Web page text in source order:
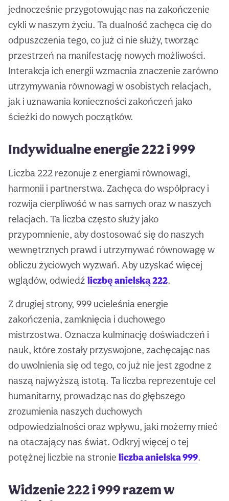
jednocześnie przygotowując nas na zakończenie
cykli w naszym życiu. Ta dualność zachęca cię do
odpuszczenia tego, co już ci nie służy, tworząc
przestrzeń na manifestację nowych możliwości.
Interakcja ich energii wzmacnia znaczenie zarówno
utrzymywania równowagi w osobistych relacjach,
jak i uznawania konieczności zakończeń jako
ścieżki do nowych początków.
Indywidualne energie 222 i 999
Liczba 222 rezonuje z energiami równowagi,
harmonii i partnerstwa. Zachęca do współpracy i
rozwija cierpliwość w nas samych oraz w naszych
relacjach. Ta liczba często służy jako
przypomnienie, aby dostosować się do naszych
wewnętrznych prawd i utrzymywać równowagę w
obliczu życiowych wyzwań. Aby uzyskać więcej
wglądów, odwiedź liczbę anielską 222.
Z drugiej strony, 999 ucieleśnia energie
zakończenia, zamknięcia i duchowego
mistrzostwa. Oznacza kulminację doświadczeń i
nauk, które zostały przyswojone, zachęcając nas
do uwolnienia się od tego, co już nie jest zgodne z
naszą najwyższą istotą. Ta liczba reprezentuje cel
humanitarny, prowadząc nas do głębszego
zrozumienia naszych duchowych
odpowiedzialności oraz wpływu, jaki możemy mieć
na otaczający nas świat. Odkryj więcej o tej
potężnej liczbie na stronie liczba anielska 999.
Widzenie 222 i 999 razem w